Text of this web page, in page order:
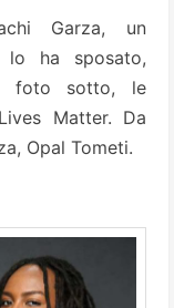
Garza, un
lo ha sposato,
foto sotto, le
Matter. Da
Opal Tometi.